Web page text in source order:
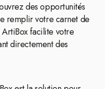
des opportunités
remplir votre carnet de
facilite votre
directement des